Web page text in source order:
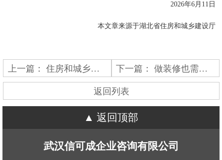
2026年6月11日
本文章来源于湖北省住房和城乡建设厅
上一篇： 住房和城乡建设厅关于核准的工程勘察设计企业资质名单的公告 下一篇：做装修也需要工程监理资质？你可能误解了“类别”两个字
返回列表
返回顶部
武汉信可成企业咨询有限公司